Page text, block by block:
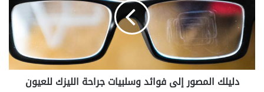
ض
ا
ع
ا
ك
ا
ص
دليلك المصور إلى فوائد وسلبيات جراحة الليزك للعيون